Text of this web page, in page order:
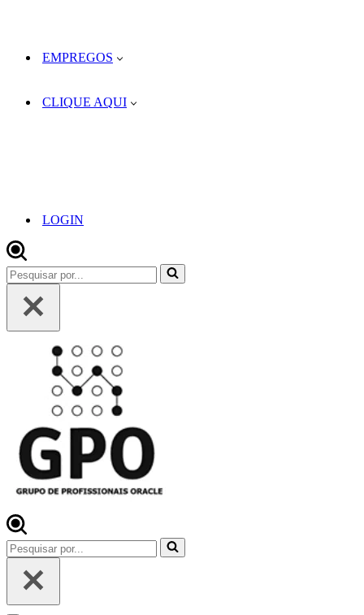
EMPREGOS
CLIQUE AQUI
LOGIN
Pesquisar
por...
Pesquisar
por...